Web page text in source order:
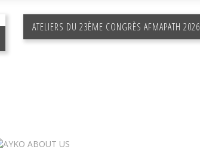
ATELIERS DU 23ÈME CONGRÈS AFMAPATH 2026